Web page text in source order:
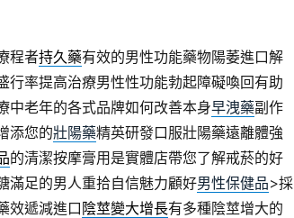
程者持久藥有效的男性功能藥物陽萎進口解
行率提高治療男性性功能勃起障礙喚回有助
中老年的各式品牌如何改善本身早洩藥副作
添您的壯陽藥精英研發口服壯陽藥遠離體強
的清潔按摩膏用是實體店帶您了解戒菸的好
滿足的男人重拾自信魅力顧好男性保健品>採
效遞減進口陰莖變大增長有多種陰莖增大的